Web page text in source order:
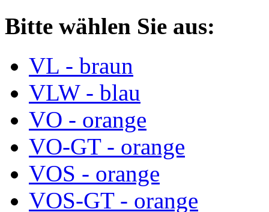
Bitte wählen Sie aus:
VL - braun
VLW - blau
VO - orange
VO-GT - orange
VOS - orange
VOS-GT - orange